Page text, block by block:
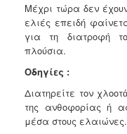
Μέχρι τώρα δεν
ελιές επειδή
για τη διατροφή
πλούσια.
Οδηγίες :
Διατηρείτε τον
της ανθοφορίας ή
μέσα στους ελαιώνες.